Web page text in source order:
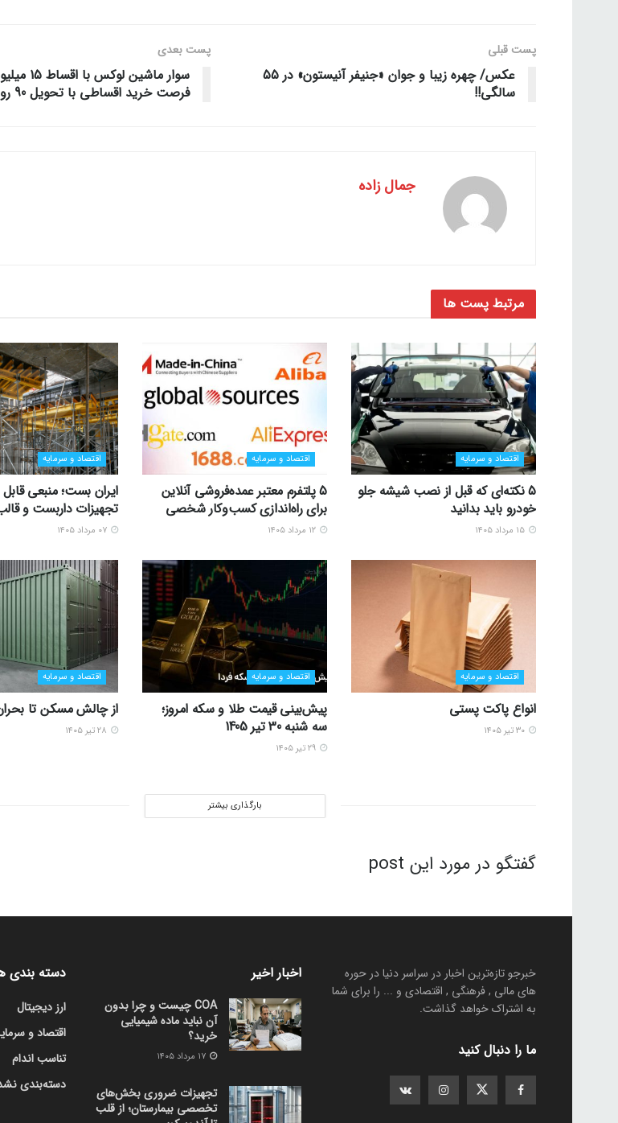
پست قبلی
عکس/ چهره زیبا و جوان «جنیفر آنیستون» در 55
سالگی!!
پست‌ بعدی
سوار ماشین
فرصت خرید اقساطی با تحویل 90 روزه
جمال زاده
مرتبط پست ها
اقتصاد و سرمایه
5 نکته‌ای که قبل از نصب شیشه جلو
خودرو باید بدانید
اقتصاد و سرمایه
5 پلتفرم معتبر عمده‌فروشی آنلاین
برای راه‌اندازی کسب‌وکار شخصی
اقتصاد و سرمایه
ایران بست؛ منبعی قابل
تجهیزات داربست و
اقتصاد و سرمایه
انواع پاکت پستی
اقتصاد و سرمایه
پیش‌بینی قیمت طلا و سکه امروز؛
سه شنبه 30 تیر 1405
اقتصاد و سرمایه
از چالش مسکن تا بحران
بارگذاری بیشتر
گفتگو در مورد این post
خبرجو تازه‌ترین اخبار در سراسر دنیا در حوره
های مالی , فرهنگی , اقتصادی و ... را برای شما
به اشتراک خواهد گذاشت.
ما را دنبال کنید
اخبار اخیر
COA چیست و چرا بدون
آن نباید ماده شیمیایی
خرید؟
۱۷ مرداد ۱۴۰۵
تجهیزات ضروری بخش‌های
تخصصی بیمارستان؛ از قلب
دسته بندی
ارز دیجیتال
اقتصاد و
تناسب اندام
دسته‌بندی